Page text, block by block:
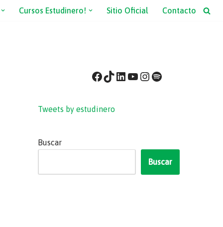
Cursos Estudinero! Sitio Oficial Contacto
Tweets by estudinero
Buscar
Buscar